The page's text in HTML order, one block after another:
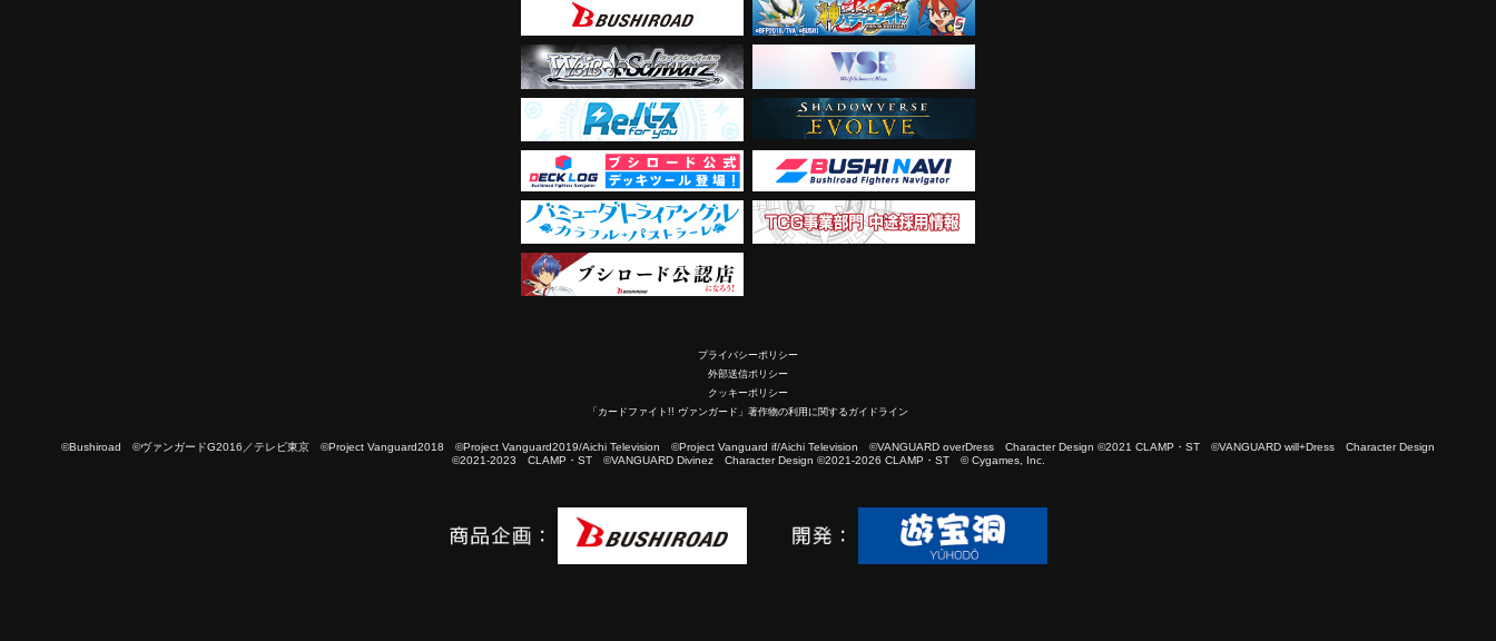
プライバシーポリシー
外部送信ポリシー
クッキーポリシー
「カードファイト!! ヴァンガード」著作物の利用に関するガイドライン
©Bushiroad ©ヴァンガードG2016／テレビ東京 ©Project Vanguard2018 ©Project Vanguard2019/Aichi Television ©Project Vanguard if/Aichi Television ©VANGUARD overDress Character Design ©2021 CLAMP・ST ©VANGUARD will+Dress Character Design
©2021-2023 CLAMP・ST ©VANGUARD Divinez Character Design ©2021-2026 CLAMP・ST © Cygames, Inc.